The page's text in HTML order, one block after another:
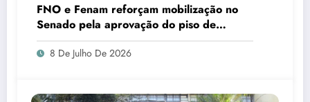
FNO e Fenam reforçam mobilização no
Senado pela aprovação do piso de
cirurgiões-dentistas e médicos
8 De Julho De 2026